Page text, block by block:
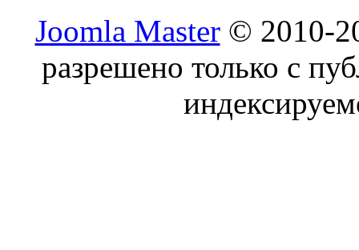
Joomla Master© 2010-
разрешено только с